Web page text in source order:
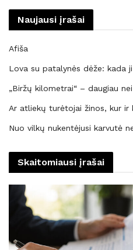
Naujausi įrašai
Afiša
Lova su patalynės dėže: kada
„Biržų kilometrai“ – daugiau
Ar atliekų turėtojai žinos, kur ir
Nuo vilkų nukentėjusi karvutė
Skaitomiausi įrašai